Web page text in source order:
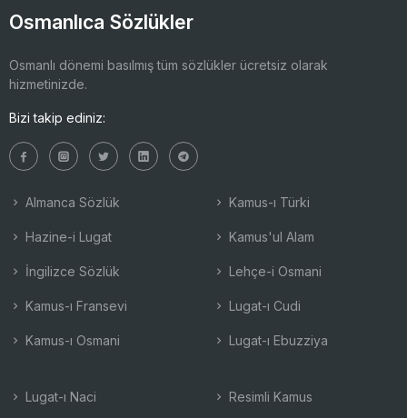
Osmanlıca Sözlükler
Osmanlı dönemi basılmış tüm sözlükler ücretsiz olarak
hizmetinizde.
Bizi takip ediniz:
Almanca Sözlük
Hazine-i Lugat
İngilizce Sözlük
Kamus-ı Fransevi
Kamus-ı Osmani
Kamus-ı Türki
Kamus'ul Alam
Lehçe-i Osmani
Lugat-ı Cudi
Lugat-ı Ebuzziya
Lugat-ı Naci Resimli Kamus